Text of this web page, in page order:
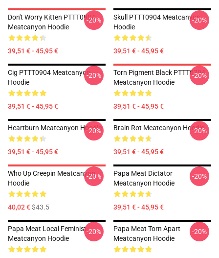
Don't Worry Kitten PTTT0904
Meatcanyon Hoodie
39,51 € - 45,95 €
-20%
Skull PTTT0904 Meatcanyon
Hoodie
39,51 € - 45,95 €
-20%
Cig PTTT0904 Meatcanyon
Hoodie
39,51 € - 45,95 €
-20%
Torn Pigment Black PTTT0704
Meatcanyon Hoodie
39,51 € - 45,95 €
-20%
Heartburn Meatcanyon Hoodie
39,51 € - 45,95 €
-20% Brain Rot Meatcanyon Hoodie
39,51 € - 45,95 €
-20%
Who Up Creepin Meatcanyon
Hoodie
40,02 €$43.5
-20%
Papa Meat Dictator
Meatcanyon Hoodie
39,51 € - 45,95 €
-20%
Papa Meat Local Feminist
Meatcanyon Hoodie
-20%
Papa Meat Torn Apart
Meatcanyon Hoodie
-20%